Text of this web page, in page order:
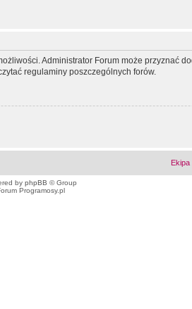
Administrator Forum może przyznać
regulaminy poszczególnych forów.
Ekipa
by phpBB © Group
Programosy.pl